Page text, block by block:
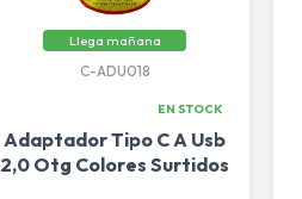
Llega mañana
C-ADU018
EN STOCK
Adaptador Tipo C A Usb
2,0 Otg Colores Surtidos